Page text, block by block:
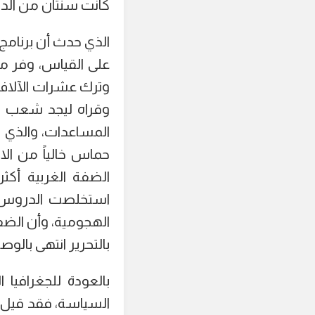
كانت سنتان من
الذي حدث أن
على القياس، وفر
وترك عشرات
وقراه ليجد شعب
المساعدات،
حماس خالياً من
الضفة الغربية
الهجومية، وأن
بالتحرير انتهى
بالعودة
السياسة، فقد قيل